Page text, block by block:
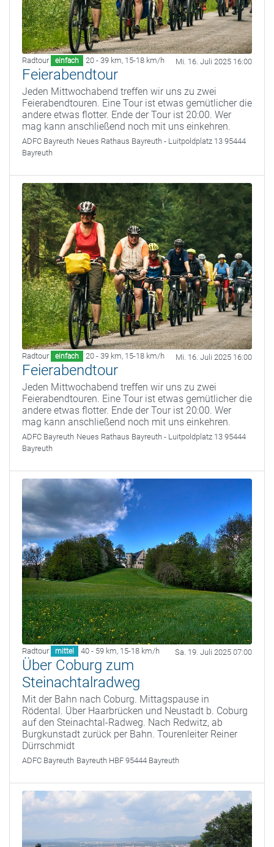
Radtour einfach 20 - 39 km, 15-18 km/h Mi. 16. Juli 2025 16:00
Feierabendtour
Jeden Mittwochabend treffen wir uns zu zwei
Feierabendtouren. Eine Tour ist etwas gemütlicher die
andere etwas flotter. Ende der Tour ist 20:00. Wer
mag kann anschließend noch mit uns einkehren.
ADFC Bayreuth Neues Rathaus Bayreuth - Luitpoldplatz 13 95444
Bayreuth
Radtour einfach 20 - 39 km, 15-18 km/h Mi. 16. Juli 2025 16:00
Feierabendtour
Jeden Mittwochabend treffen wir uns zu zwei
Feierabendtouren. Eine Tour ist etwas gemütlicher die
andere etwas flotter. Ende der Tour ist 20:00. Wer
mag kann anschließend noch mit uns einkehren.
ADFC Bayreuth Neues Rathaus Bayreuth - Luitpoldplatz 13 95444
Bayreuth
Radtour mittel 40 - 59 km, 15-18 km/h Sa. 19. Juli 2025 07:00
Über Coburg zum
Steinachtalradweg
Mit der Bahn nach Coburg. Mittagspause in
Rödental. Über Haarbrücken und Neustadt b. Coburg
auf den Steinachtal-Radweg. Nach Redwitz, ab
Burgkunstadt zurück per Bahn. Tourenleiter Reiner
Dürrschmidt
ADFC Bayreuth Bayreuth HBF 95444 Bayreuth